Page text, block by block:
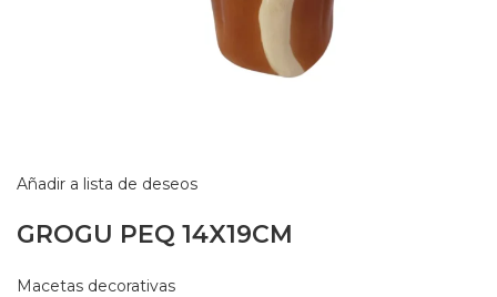
Añadir a lista de deseos
GROGU PEQ 14X19CM
Macetas decorativas